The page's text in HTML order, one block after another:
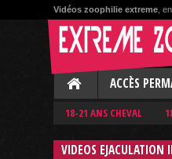
Vidéos zoophilie extreme ,
ACCÈS
18-21 ANS CHEVAL
VIDEOS EJACULATION